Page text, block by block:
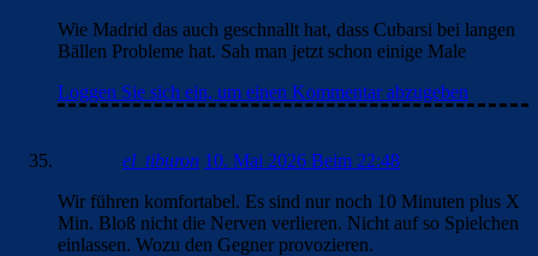
Wie Madrid das auch geschnallt hat, dass Cubarsi bei langen
Bällen Probleme hat. Sah man jetzt schon einige Male
Loggen Sie sich ein, um einen Kommentar abzugeben
el_tiburon 10. Mai 2026 Beim 22:48
Wir führen komfortabel. Es sind nur noch 10 Minuten plus X
Min. Bloß nicht die Nerven verlieren. Nicht auf so Spielchen
einlassen. Wozu den Gegner provozieren.